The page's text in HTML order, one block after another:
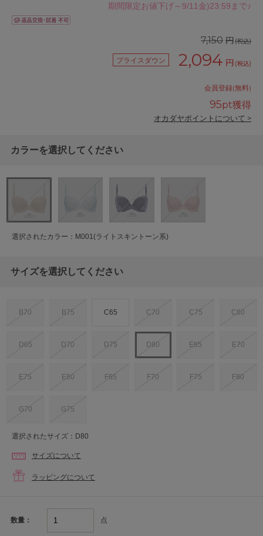
期間限定お値下げ～9/11金)23:59まで♪
7,150 円(税込)
プライスダウン 2,094 円 (税込)
会員登録(無料)
95pt獲得
オカダヤポイントについて >
カラーを選択してください
選択されたカラー：M001(ライトスキントーン系)
サイズを選択してください
B70 B75 C65 C70 C75 C80
D65 D70 D75 D80 E65 E70
E75 E80 F65 F70 F75 F80
G70 G75
選択されたサイズ：D80
サイズについて
ラッピングについて
数量： 点